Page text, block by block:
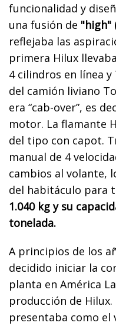
funcionalidad y
una fusión de "high"
reflejaba las
primera Hilux
4 cilindros en línea
del camión liviano
era “cab-over”, es
motor. La flamante
del tipo con capot.
manual de 4
cambios al volante,
del habitáculo para
1.040 kg y su
tonelada.
A principios de los
decidido iniciar la
planta en América
producción de
presentaba como el